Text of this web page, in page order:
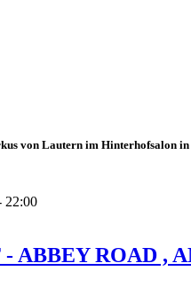
von Lautern im Hinterhofsalon
22:00
ABBEY ROAD ,